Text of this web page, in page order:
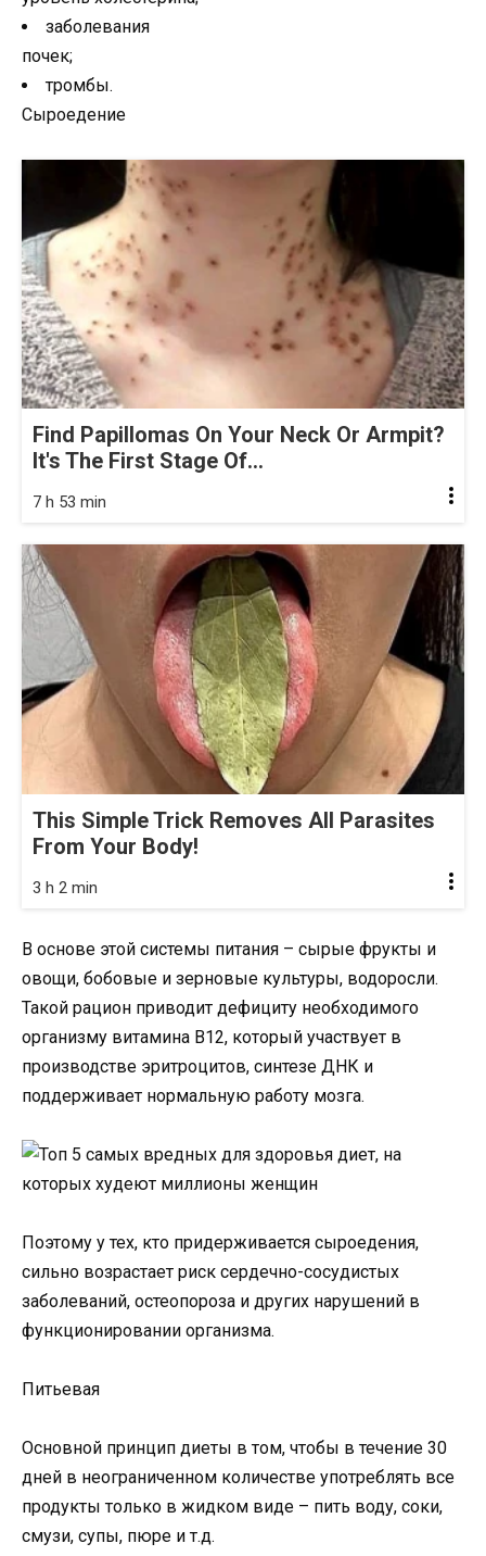
заболевания
почек;
тромбы.
Сыроедение
Find Papillomas On Your Neck Or Armpit?
It's The First Stage Of...
7 h 53 min
This Simple Trick Removes All Parasites
From Your Body!
3 h 2 min
В основе этой системы питания – сырые фрукты и
овощи, бобовые и зерновые культуры, водоросли.
Такой рацион приводит дефициту необходимого
организму витамина В12, который участвует в
производстве эритроцитов, синтезе ДНК и
поддерживает нормальную работу мозга.
Поэтому у тех, кто придерживается сыроедения,
сильно возрастает риск сердечно-сосудистых
заболеваний, остеопороза и других нарушений в
функционировании организма.
Питьевая
Основной принцип диеты в том, чтобы в течение 30
дней в неограниченном количестве употреблять все
продукты только в жидком виде – пить воду, соки,
смузи, супы, пюре и т.д.